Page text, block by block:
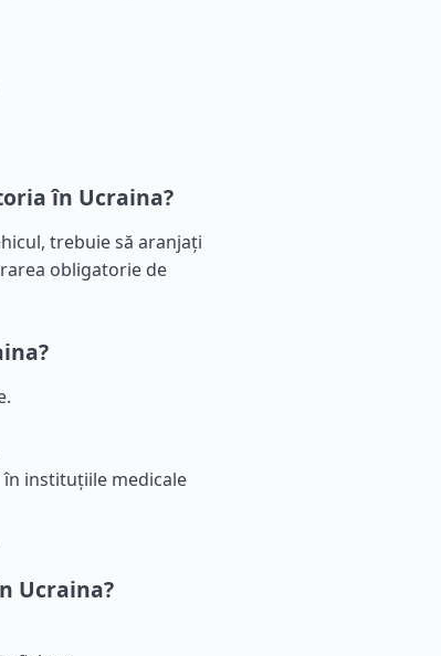
în Ucraina?
trebuie să aranjați
obligatorie de
instituțiile medicale
Ucraina?